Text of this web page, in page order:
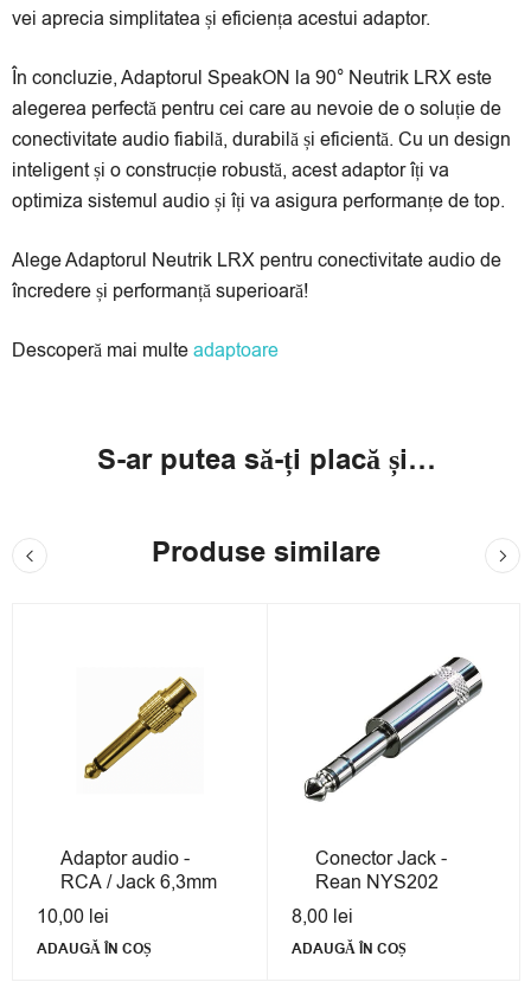
vei aprecia simplitatea și eficiența acestui adaptor.
În concluzie, Adaptorul SpeakON la 90° Neutrik LRX este
alegerea perfectă pentru cei care au nevoie de o soluție de
conectivitate audio fiabilă, durabilă și eficientă. Cu un design
inteligent și o construcție robustă, acest adaptor îți va
optimiza sistemul audio și îți va asigura performanțe de top.
Alege Adaptorul Neutrik LRX pentru conectivitate audio de
încredere și performanță superioară!
Descoperă mai multeadaptoare
S-ar putea să-ți placă și…
Produse similare
Adaptor audio -
RCA / Jack 6,3mm
10,00 lei
ADAUGĂ ÎN COȘ
Conector Jack -
Rean NYS202
8,00 lei
ADAUGĂ ÎN COȘ